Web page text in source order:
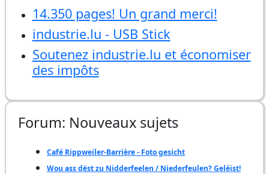
14.350 pages! Un grand merci!
industrie.lu - USB Stick
Soutenez industrie.lu et économiser
des impôts
Forum: Nouveaux sujets
Café Rippweiler-Barrière - Foto gesicht
Wou ass dëst zu Nidderfeelen / Niederfeulen? Geléist!